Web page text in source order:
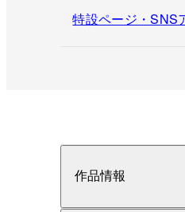
特設ページ・SNS
作品情報